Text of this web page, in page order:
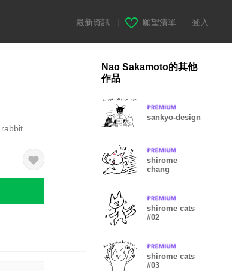
最新資訊 願望清單 登入
Nao Sakamoto的其他
作品
sankyo-design
shirome
chang
shirome cats
#02
shirome cats
#03